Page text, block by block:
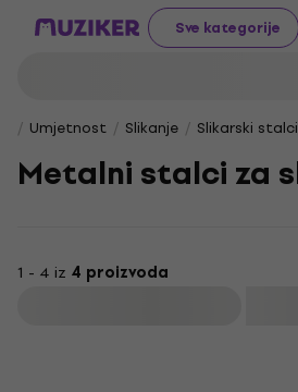
Sve kategorije
Umjetnost Slikanje Slikarski stalci
Metalni stalci za
1 - 4 iz 4 proizvoda